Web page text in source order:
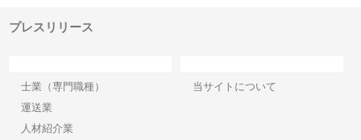
プレスリリース
士業（専門職種）
運送業
人材紹介業
当サイトについて